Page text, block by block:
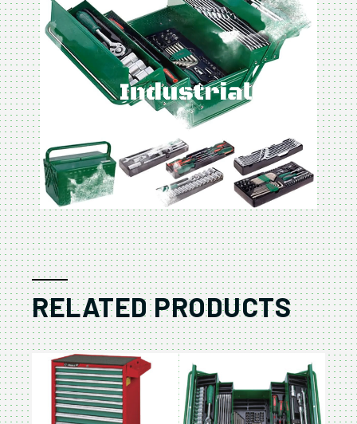
RELATED PRODUCTS